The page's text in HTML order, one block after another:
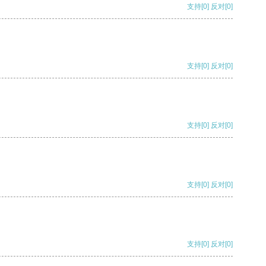
支持[0] 反对[0]
支持[0] 反对[0]
支持[0] 反对[0]
支持[0] 反对[0]
支持[0] 反对[0]